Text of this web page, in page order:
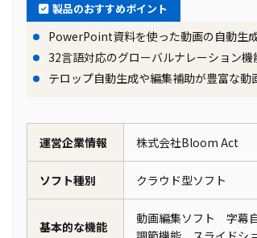
製品のおすすめポイント
PowerPoint資料を使った動画の自動生
32言語対応のグローバルナレーション機
テロップ自動生成や編集補助が豊富な動
運営企業情報 株式会社Bloom Act
ソフト種別 クラウド型ソフト
基本的な機能
動画編集ソフト 字幕